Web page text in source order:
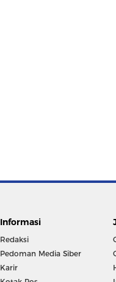
Informasi
Redaksi
Pedoman Media Siber
Karir